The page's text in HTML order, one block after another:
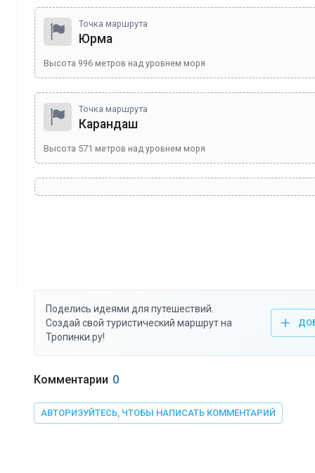
Точка маршрута
Юрма
Высота 996 метров над уровнем моря
Точка маршрута
Карандаш
Высота 571 метров над уровнем моря
Поделись идеями для путешествий.
Создай свой туристический маршрут на
Тропинки.ру!
Комментарии 0
АВТОРИЗУЙТЕСЬ, ЧТОБЫ НАПИСАТЬ КОММЕНТАРИЙ